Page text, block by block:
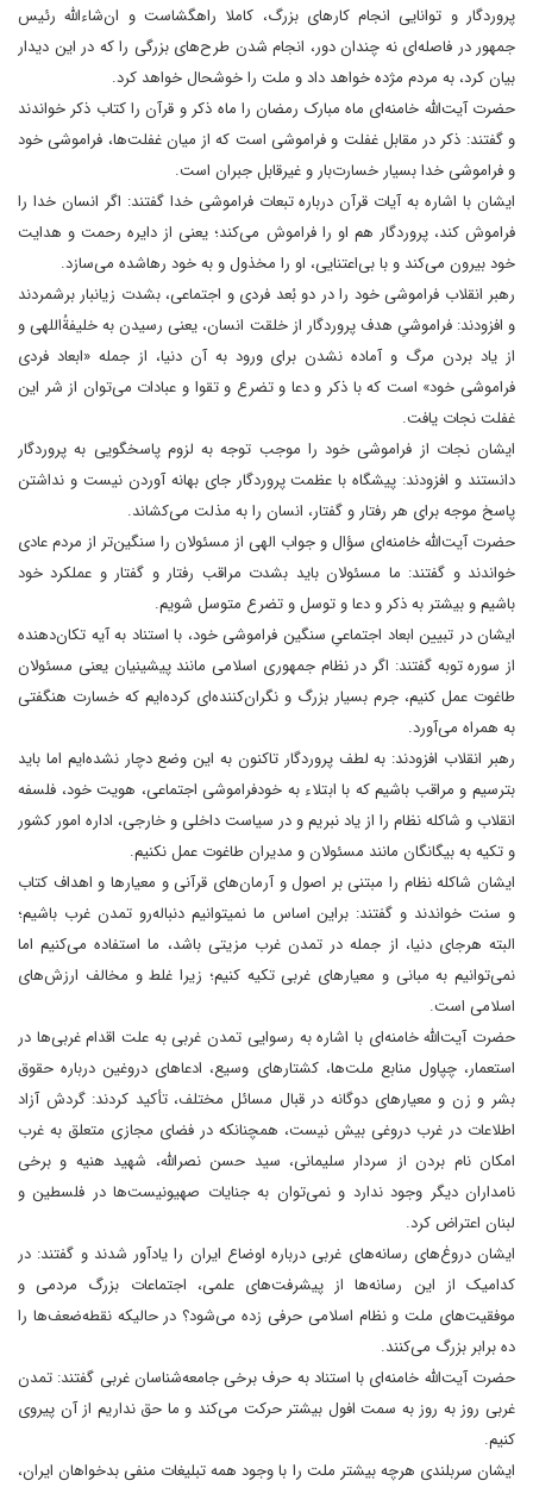
پروردگار و توانایی انجام کارهای بزرگ، کاملا راهگشاست و ان‌شاءالله رئیس
جمهور در فاصله‌ای نه چندان دور، انجام شدن طرح‌های بزرگی را که در این دیدار
بیان کرد، به مردم مژده خواهد داد و ملت را خوشحال خواهد کرد.
حضرت آیت‌الله خامنه‌ای ماه مبارک رمضان را ماه ذکر و قرآن را کتاب ذکر خواندند
و گفتند: ذکر در مقابل غفلت و فراموشی است که از میان غفلت‌ها، فراموشی خود
و فراموشی خدا بسیار خسارت‌بار و غیرقابل جبران است.
ایشان با اشاره به آیات قرآن درباره تبعات فراموشی خدا گفتند: اگر انسان خدا را
فراموش کند، پروردگار هم او را فراموش می‌کند؛ یعنی از دایره رحمت و هدایت
خود بیرون می‌کند و با بی‌اعتنایی، او را مخذول و به‌ خود‌ رها‌شده می‌سازد.
رهبر انقلاب فراموشی خود را در دو بُعد فردی و اجتماعی، بشدت زیانبار برشمردند
و افزودند: فراموشیِ هدف پروردگار از خلقت انسان، یعنی رسیدن به خلیفةُاللهی و
از یاد بردن مرگ و آماده نشدن برای ورود به آن دنیا، از جمله «ابعاد فردی
فراموشی خود» است که با ذکر و دعا و تضرع و تقوا و عبادات می‌توان از شر این
غفلت نجات یافت.
ایشان نجات از فراموشی خود را موجب توجه به لزوم پاسخگویی به پروردگار
دانستند و افزودند: پیشگاه با عظمت پروردگار جای بهانه آوردن نیست و نداشتن
پاسخ موجه برای هر رفتار و گفتار، انسان را به مذلت می‌کشاند.
حضرت آیت‌الله خامنه‌ای سؤال و جواب الهی از مسئولان را سنگین‌تر از مردم عادی
خواندند و گفتند: ما مسئولان باید بشدت مراقب رفتار و گفتار و عملکرد خود
باشیم و بیشتر به ذکر و دعا و توسل و تضرع متوسل شویم.
ایشان در تبیین ابعاد اجتماعیِ سنگین فراموشی خود، با استناد به آیه‌ تکان‌دهنده
از سوره توبه گفتند: اگر در نظام جمهوری اسلامی مانند پیشینیان یعنی مسئولان
طاغوت عمل کنیم، جرم بسیار بزرگ و نگران‌کننده‌ای کرده‌ایم که خسارت هنگفتی
به همراه می‌آورد.
رهبر انقلاب افزودند: به لطف پروردگار تاکنون به این وضع دچار نشده‌ایم اما باید
بترسیم و مراقب باشیم که با ابتلاء به خودفراموشی اجتماعی، هویت خود، فلسفه
انقلاب و شاکله نظام را از یاد نبریم و در سیاست داخلی و خارجی، اداره امور کشور
و تکیه به بیگانگان مانند مسئولان و مدیران طاغوت عمل نکنیم.
ایشان شاکله نظام را مبتنی بر اصول و آرمان‌های قرآنی و معیارها و اهداف کتاب
و سنت خواندند و گفتند: براین اساس ما نمیتوانیم دنباله‌رو تمدن غرب باشیم؛
البته هرجای دنیا، از جمله در تمدن غرب مزیتی باشد، ما استفاده می‌کنیم اما
نمی‌توانیم به مبانی و معیارهای غربی تکیه کنیم؛ زیرا غلط و مخالف ارزش‌های
اسلامی است.
حضرت آیت‌الله خامنه‌ای با اشاره به رسوایی تمدن غربی به علت اقدام غربی‌ها در
استعمار، چپاول منابع ملت‌ها، کشتارهای وسیع، ادعاهای دروغین درباره حقوق
بشر و زن و معیارهای دوگانه در قبال مسائل مختلف، تأکید کردند: گردش آزاد
اطلاعات در غرب دروغی بیش نیست، همچنانکه در فضای مجازی متعلق به غرب
امکان نام بردن از سردار سلیمانی، سید حسن نصرالله، شهید هنیه و برخی
نامداران دیگر وجود ندارد و نمی‌توان به جنایات صهیونیست‌ها در فلسطین و
لبنان اعتراض کرد.
ایشان دروغ‌های رسانه‌های غربی درباره اوضاع ایران را یادآور شدند و گفتند: در
کدامیک از این رسانه‌ها از پیشرفت‌های علمی، اجتماعات بزرگ مردمی و
موفقیت‌های ملت و نظام اسلامی حرفی زده می‌شود؟ در حالیکه نقطه‌ضعف‌ها را
ده برابر بزرگ می‌کنند.
حضرت آیت‌الله خامنه‌ای با استناد به حرف برخی جامعه‌شناسان غربی گفتند: تمدن
غربی روز به روز به سمت افول بیشتر حرکت می‌کند و ما حق نداریم از آن پیروی
کنیم.
ایشان سربلندی هرچه بیشتر ملت را با وجود همه تبلیغات منفی بدخواهان ایران،